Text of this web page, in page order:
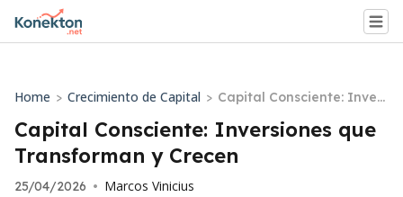
Home > Crecimiento de Capital > Capital Consciente: Invers
iones que Transforman y
Crecen
Capital Consciente: Inversiones que
Transforman y Crecen
25/04/2026 • Marcos Vinicius